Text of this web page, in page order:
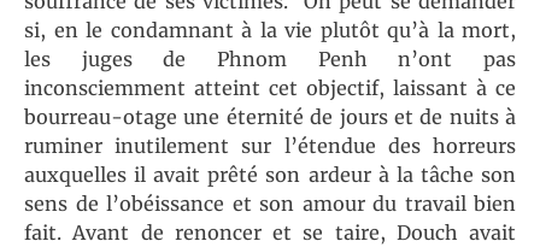
si, en le condamnant à la vie plutôt qu’à la mort,
les juges de Phnom Penh n’ont pas
inconsciemment atteint cet objectif, laissant à ce
bourreau-otage une éternité de jours et de nuits à
ruminer inutilement sur l’étendue des horreurs
auxquelles il avait prêté son ardeur à la tâche son
sens de l’obéissance et son amour du travail bien
fait. Avant de renoncer et se taire, Douch avait